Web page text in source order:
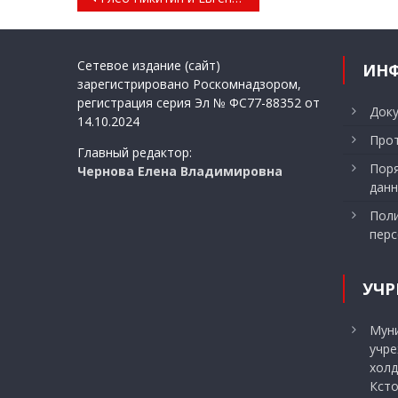
по
Сетевое издание (сайт)
зарегистрировано Роскомнадзором,
регистрация серия Эл № ФС77-88352 от
14.10.2024
Главный редактор:
Чернова Елена Владимировна